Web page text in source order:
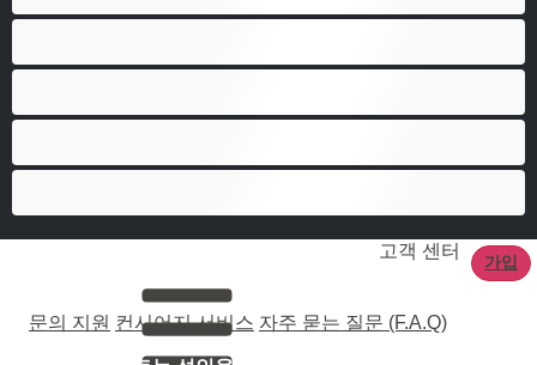
고객 센터
가입
문의 지원 컨시어지 서비스 자주 묻는 질문 (F.A.Q)